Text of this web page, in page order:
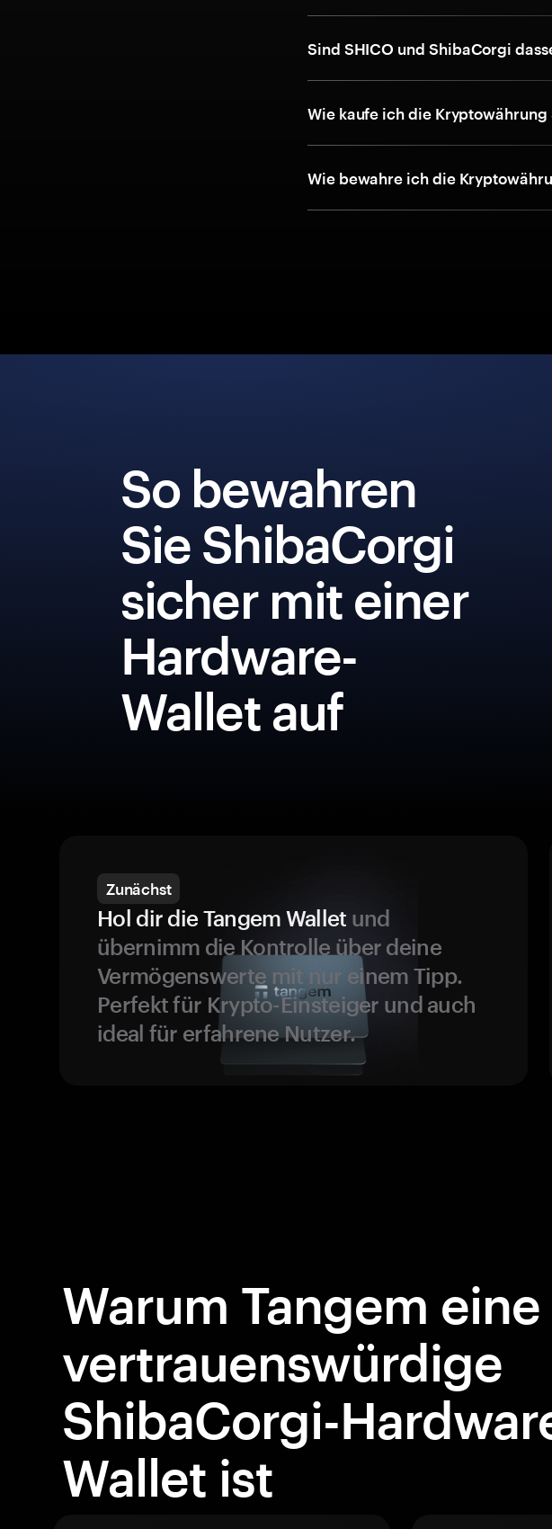
Sind SHICO und ShibaCorgi
Wie kaufe ich die Kryptowährung
Wie bewahre ich die
So bewahren
Sie ShibaCorgi
sicher mit einer
Hardware-
Wallet auf
Zunächst
Hol dir die Tangem Wallet und
übernimm die Kontrolle über deine
Vermögenswerte mit nur einem Tipp.
Perfekt für Krypto-Einsteiger und auch
ideal für erfahrene Nutzer.
Warum Tangem eine
vertrauenswürdige
ShibaCorgi-
Wallet ist